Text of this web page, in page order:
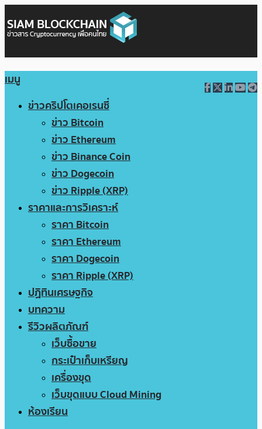
เมนู
ข่าวคริปโตเคอเรนซี่
ข่าว Bitcoin
ข่าว Ethereum
ข่าว Binance Coin
ข่าว Dogecoin
ข่าว Ripple (XRP)
ราคาและการวิเคราะห์
ราคา Bitcoin
ราคา Ethereum
ราคา Dogecoin
ราคา Ripple (XRP)
ปฏิทินเศรษฐกิจ
บทความ
รีวิวผลิตภัณฑ์
เว็บซื้อขาย
กระเป๋าเก็บเหรียญ
เครื่องขุด
เว็บขุดแบบ Cloud Mining
ห้องเรียน